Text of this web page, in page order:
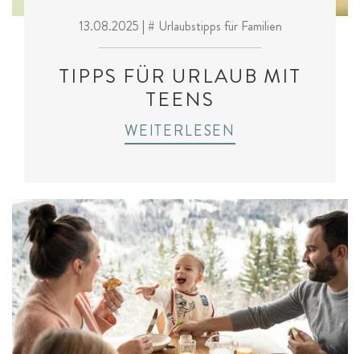
13.08.2025 | # Urlaubstipps für Familien
TIPPS FÜR URLAUB MIT
TEENS
WEITERLESEN